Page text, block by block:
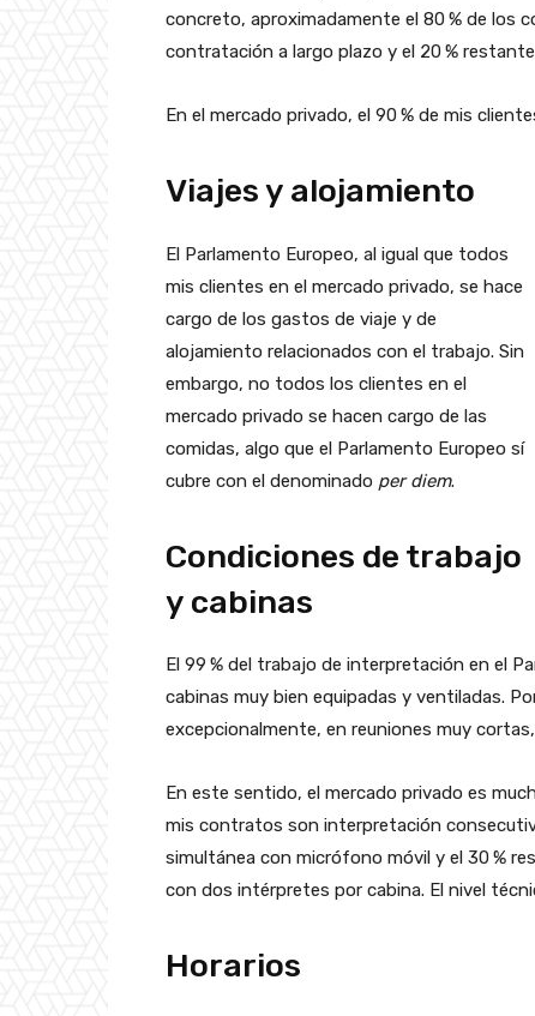
concreto, aproximadamente el 80 % de los
contratación a largo plazo y el 20 %
En el mercado privado, el 90 % de mis
Viajes y alojamiento
El Parlamento Europeo, al igual que todos
mis clientes en el mercado privado, se hace
cargo de los gastos de viaje y de
alojamiento relacionados con el trabajo. Sin
embargo, no todos los clientes en el
mercado privado se hacen cargo de las
comidas, algo que el Parlamento Europeo sí
cubre con el denominado per diem.
Condiciones de trabajo
y cabinas
El 99 % del trabajo de interpretación en el
cabinas muy bien equipadas y ventiladas.
excepcionalmente, en reuniones muy
En este sentido, el mercado privado es
mis contratos son interpretación
simultánea con micrófono móvil y el 30 %
con dos intérpretes por cabina. El nivel
Horarios